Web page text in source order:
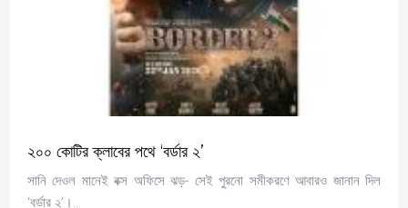
২০০ কোটির ক্লাবের পথে ‘বর্ডার ২’
সানি দেওল মানেই বক্স অফিসে ঝড়- সেই পুরনো সমীকরণে আবারও জানান দিল
‘বর্ডার ২’।...